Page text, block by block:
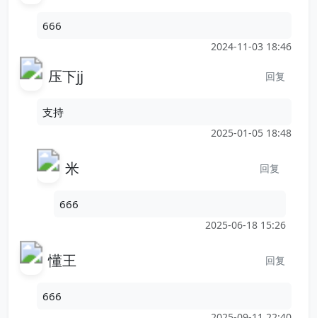
666
2024-11-03 18:46
压下jj 回复
支持
2025-01-05 18:48
米 回复
666
2025-06-18 15:26
懂王 回复
666